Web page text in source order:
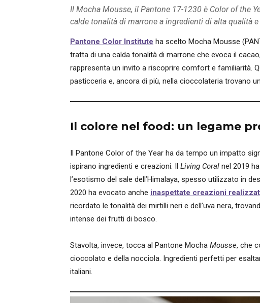
Il Mocha Mousse, il Pantone 17-1230 è Color of the
calde tonalità di marrone a ingredienti di alta qualità
Pantone Color Institute ha scelto Mocha Mousse
tratta di una calda tonalità di marrone che evoca il
rappresenta un invito a riscoprire comfort e familiarità.
pasticceria e, ancora di più, nella cioccolateria trovano
Il colore nel food: un legame
Il Pantone Color of the Year ha da tempo un impatto
ispirano ingredienti e creazioni. Il Living Coral nel 2019
l’esotismo del sale dell’Himalaya, spesso utilizzato in
2020 ha evocato anche inaspettate creazioni
ricordato le tonalità dei mirtilli neri e dell’uva nera,
intense dei frutti di bosco.
Stavolta, invece, tocca al Pantone Mocha Mousse, che
cioccolato e della nocciola. Ingredienti perfetti per
italiani.